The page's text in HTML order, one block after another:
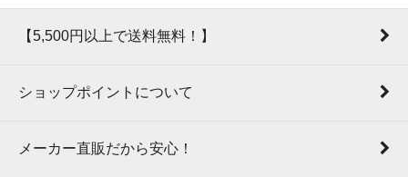
【5,500円以上で送料無料！】
ショップポイントについて
メーカー直販だから安心！